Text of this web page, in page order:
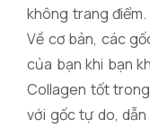
không trang điểm.
Về cơ bản, các
của bạn khi bạn
Collagen tốt
với gốc tự do, dẫn